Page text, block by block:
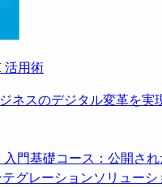
活用術
ネスのデジタル変革を実
門基礎コース：公開さ
グレーションソリューシ